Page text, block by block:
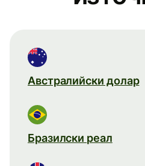
Австралийски долар
Бразилски реал